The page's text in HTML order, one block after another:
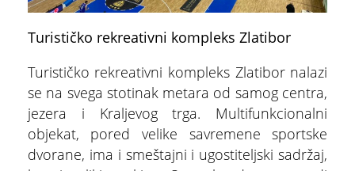
Turističko rekreativni kompleks Zlatibor
Turističko rekreativni kompleks Zlatibor nalazi
se na svega stotinak metara od samog centra,
jezera i Kraljevog trga. Multifunkcionalni
objekat, pored velike savremene sportske
dvorane, ima i smeštajni i ugostiteljski sadržaj,